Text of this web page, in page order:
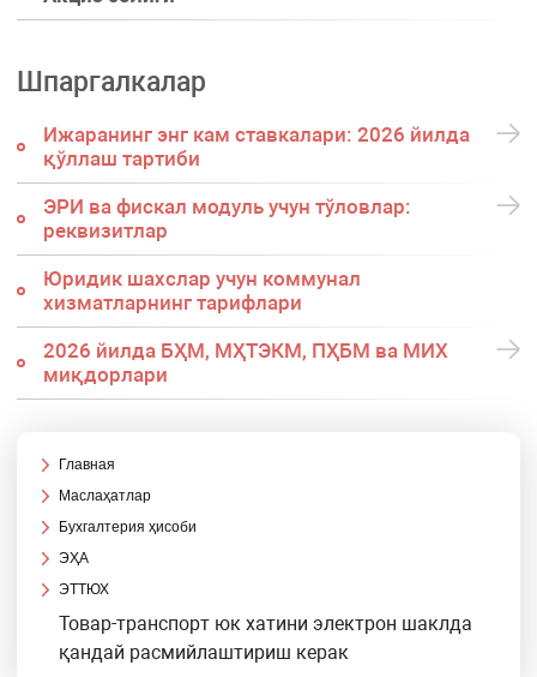
Шпаргалкалар
Ижаранинг энг кам ставкалари: 2026 йилда
қўллаш тартиби
ЭРИ ва фискал модуль учун тўловлар:
реквизитлар
Юридик шахслар учун коммунал
хизматларнинг тарифлари
2026 йилда БҲМ, МҲТЭКМ, ПҲБМ ва МИХ
миқдорлари
Главная
Маслаҳатлар
Бухгалтерия ҳисоби
ЭҲА
ЭТТЮХ
Товар-транспорт юк хатини электрон шаклда
қандай расмийлаштириш керак